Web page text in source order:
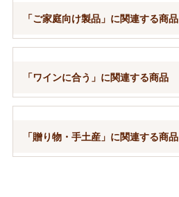
「ご家庭向け製品」に関連する商品
「ワインに合う」に関連する商品
「贈り物・手土産」に関連する商品